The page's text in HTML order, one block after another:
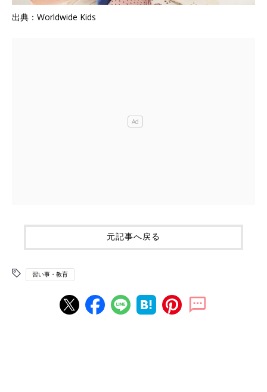
出典：Worldwide Kids
元記事へ戻る
習い事・教育